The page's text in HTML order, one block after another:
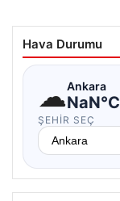
Hava Durumu
☁Ankara
NaN°C
ŞEHIR SEÇ